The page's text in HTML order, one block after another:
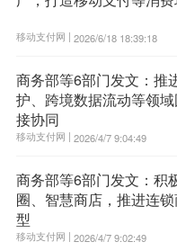
移动支付网 | 2026/6/18 18:39:18
商务部等6部门发文：推
护、跨境数据流动等领
接协同
移动支付网 | 2026/4/7 9:04:49
商务部等6部门发文：积
圈、智慧商店，推进连
型
移动支付网 | 2026/4/7 9:02:49